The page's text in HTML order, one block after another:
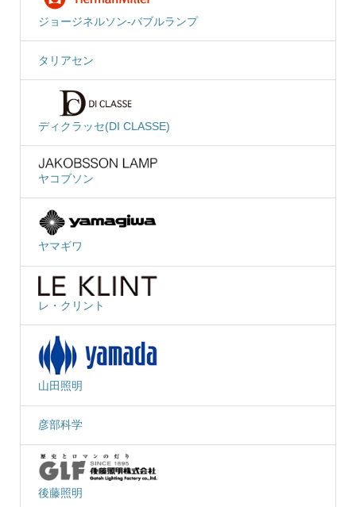
ジョージネルソン-バブルランプ
タリアセン
ディクラッセ(DI CLASSE)
ヤコブソン
ヤマギワ
レ・クリント
山田照明
彦部科学
後藤照明